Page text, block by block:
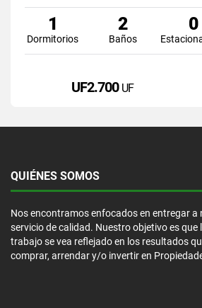
1
Dormitorios
2
Baños
0
UF2.700 UF
QUIÉNES SOMOS
Nos encontramos enfocados en entregar a
servicio de calidad. Nuestro objetivo es que
trabajo se vea reflejado en los resultados
comprar, arrendar y/o invertir en